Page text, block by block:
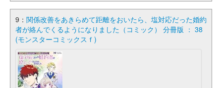
9： 関係改善をあきらめて距離をおいたら、塩対応だった婚約
者が絡んでくるようになりました（コミック） 分冊版 ： 38
(モンスターコミックスｆ)